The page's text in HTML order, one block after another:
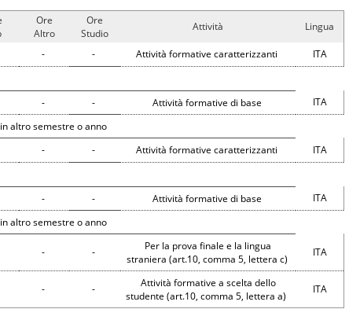
Ore
Altro
Ore
Studio
Attività Lingua
- - Attività formative caratterizzanti ITA
- - Attività formative di base ITA
altro semestre o anno
- - Attività formative caratterizzanti ITA
- - Attività formative di base ITA
altro semestre o anno
- -
Per la prova finale e la lingua
straniera (art.10, comma 5, lettera c)
ITA
- -
Attività formative a scelta dello
studente (art.10, comma 5, lettera a)
ITA